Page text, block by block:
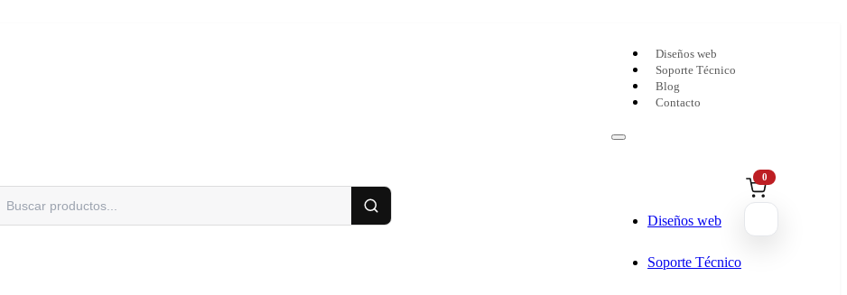
Buscar
Diseños web
Soporte Técnico
Blog
Contacto
Diseños web
Soporte Técnico
0